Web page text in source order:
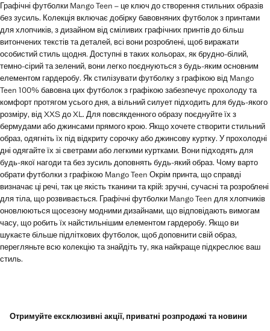
Графічні футболки Mango Teen – це ключ до створення стильних образів
без зусиль. Колекція включає добірку бавовняних футболок з принтами
для хлопчиків, з дизайном від сміливих графічних принтів до більш
витончених текстів та деталей, всі вони розроблені, щоб виражати
особистий стиль щодня. Доступні в таких кольорах, як брудно-білий,
темно-сірий та зелений, вони легко поєднуються з будь-яким основним
елементом гардеробу. Як стилізувати футболку з графікою від Mango
Teen 100% бавовна цих футболок з графікою забезпечує прохолоду та
комфорт протягом усього дня, а вільний силует підходить для будь-якого
розміру, від XXS до XL. Для повсякденного образу поєднуйте їх з
бермудами або джинсами прямого крою. Якщо хочете створити стильний
образ, одягніть їх під відкриту сорочку або джинсову куртку. У прохолодні
дні одягайте їх зі светрами або легкими куртками. Вони підходять для
будь-якої нагоди та без зусиль доповнять будь-який образ. Чому варто
обрати футболки з графікою Mango Teen Окрім принта, що справді
визначає ці речі, так це якість тканини та крій: зручні, сучасні та розроблені
для тіла, що розвивається. Графічні футболки Mango Teen для хлопчиків
оновлюються щосезону модними дизайнами, що відповідають вимогам
часу, що робить їх найстильнішим елементом гардеробу. Якщо ви
шукаєте більше підліткових футболок, щоб доповнити свій образ,
перегляньте всю колекцію та знайдіть ту, яка найкраще підкреслює ваш
стиль.
Отримуйте ексклюзивні акції, приватні розпродажі та новини